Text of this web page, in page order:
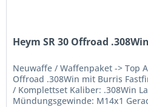
Heym SR 30 Offroad
Neuwaffe / Waffenpaket -> Top
Offroad .308Win mit Burris
/ Komplettset Kaliber: .308Win
Mündungsgewinde: M14x1